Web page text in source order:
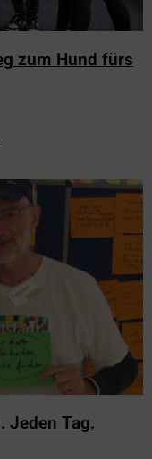
zum Hund fürs
Jeden Tag.